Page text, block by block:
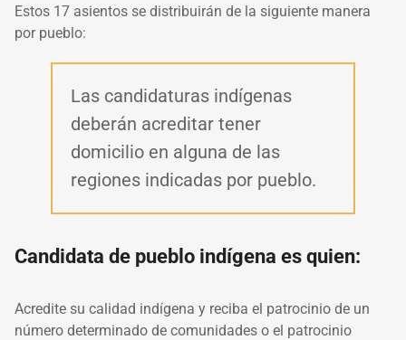
Estos 17 asientos se distribuirán de la siguiente manera
por pueblo:
Las candidaturas indígenas
deberán acreditar tener
domicilio en alguna de las
regiones indicadas por pueblo.
Candidata de pueblo indígena es quien:
Acredite su calidad indígena y reciba el patrocinio de un
número determinado de comunidades o el patrocinio